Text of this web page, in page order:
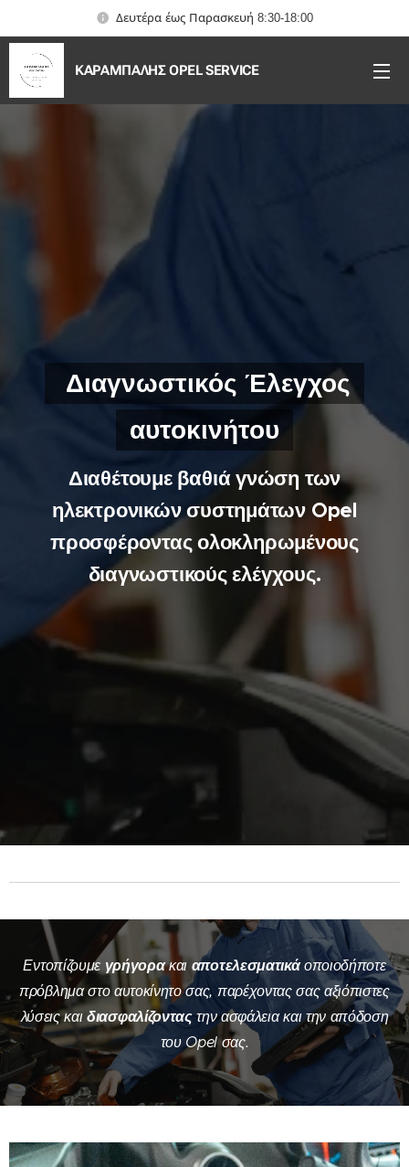
Δευτέρα έως Παρασκευή 8:30-18:00
ΚΑΡΑΜΠΑΛΗΣ OPEL SERVICE
Διαγνωστικός Έλεγχος
αυτοκινήτου
Διαθέτουμε βαθιά γνώση των
ηλεκτρονικών συστημάτων Opel
προσφέροντας ολοκληρωμένους
διαγνωστικούς ελέγχους.
Εντοπίζουμε γρήγορακαι αποτελεσματικάοποιοδήποτε
πρόβλημα στο αυτοκίνητο σας, παρέχοντας σας αξιόπιστες
λύσεις καιδιασφαλίζονταςτην ασφάλεια και την απόδοση
του Opel σας.